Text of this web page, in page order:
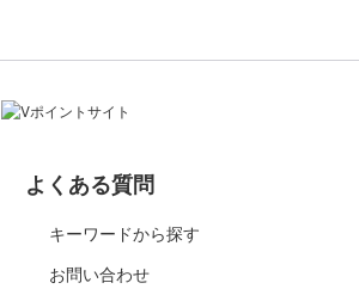
よくある質問
キーワードから探す
お問い合わせ